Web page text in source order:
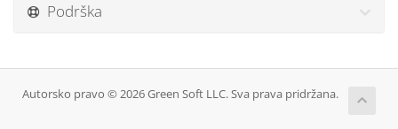
Podrška
Autorsko pravo © 2026 Green Soft LLC. Sva prava pridržana.